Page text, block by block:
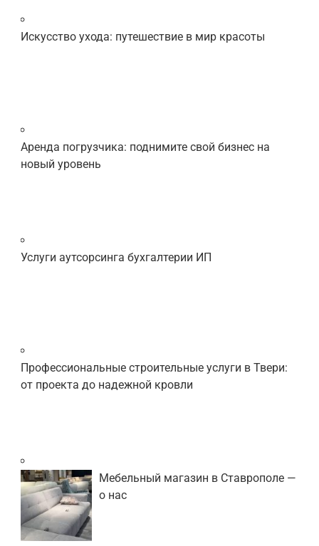
Искусство ухода: путешествие в мир красоты
Аренда погрузчика: поднимите свой бизнес на
новый уровень
Услуги аутсорсинга бухгалтерии ИП
Профессиональные строительные услуги в Твери:
от проекта до надежной кровли
Мебельный магазин в Ставрополе —
о нас